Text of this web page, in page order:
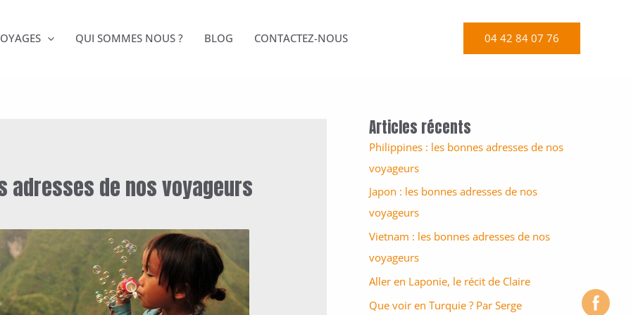
QUI SOMMES NOUS ? BLOG CONTACTEZ-NOUS 04 42 84 07 76
adresses de nos voyageurs
Articles récents
Philippines : les bonnes adresses de nos
voyageurs
Japon : les bonnes adresses de nos
voyageurs
Vietnam : les bonnes adresses de nos
voyageurs
Aller en Laponie, le récit de Claire
Que voir en Turquie ? Par Serge